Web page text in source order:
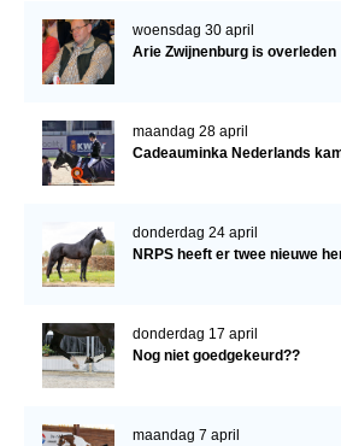
woensdag 30 april
Arie Zwijnenburg is overleden
maandag 28 april
Cadeauminka Nederlands
donderdag 24 april
NRPS heeft er twee nieuwe
donderdag 17 april
Nog niet goedgekeurd??
maandag 7 april